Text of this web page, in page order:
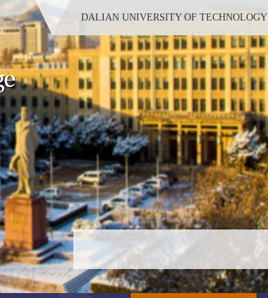
DALIAN UNIVERSITY OF TECHNOLOGY